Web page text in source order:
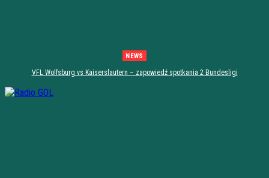
NEWS
VFL Wolfsburg vs Kaiserslautern – zapowiedź spotkania 2 Bundesligi